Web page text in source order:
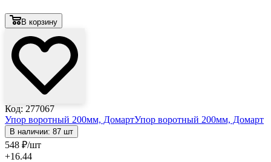
В корзину
Код: 277067
Упор воротный 200мм, ДомартУпор воротный 200мм, Домарт
В наличии: 87 шт
548 ₽/шт
+16.44